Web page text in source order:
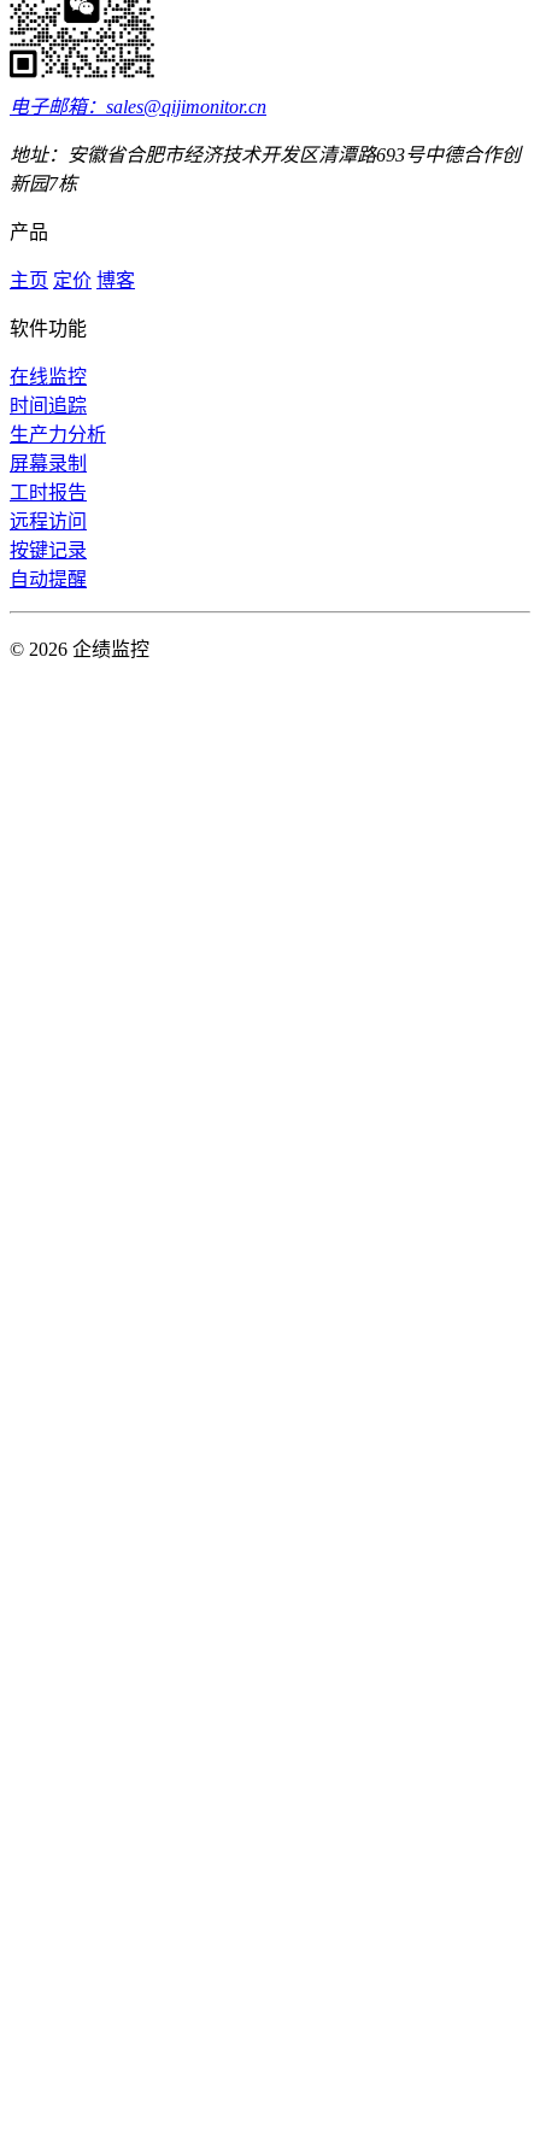
电子邮箱：sales@qijimonitor.cn
地址：安徽省合肥市经济技术开发区清潭路693号中德合作创
新园7栋
产品
主页 定价 博客
软件功能
在线监控
时间追踪
生产力分析
屏幕录制
工时报告
远程访问
按键记录
自动提醒
© 2026 企绩监控